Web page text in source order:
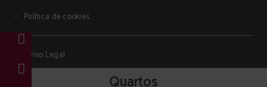
Quartos
Política de cookies
Aviso Legal